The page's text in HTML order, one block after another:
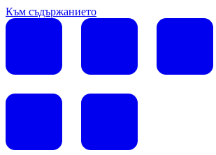
Към съдържанието